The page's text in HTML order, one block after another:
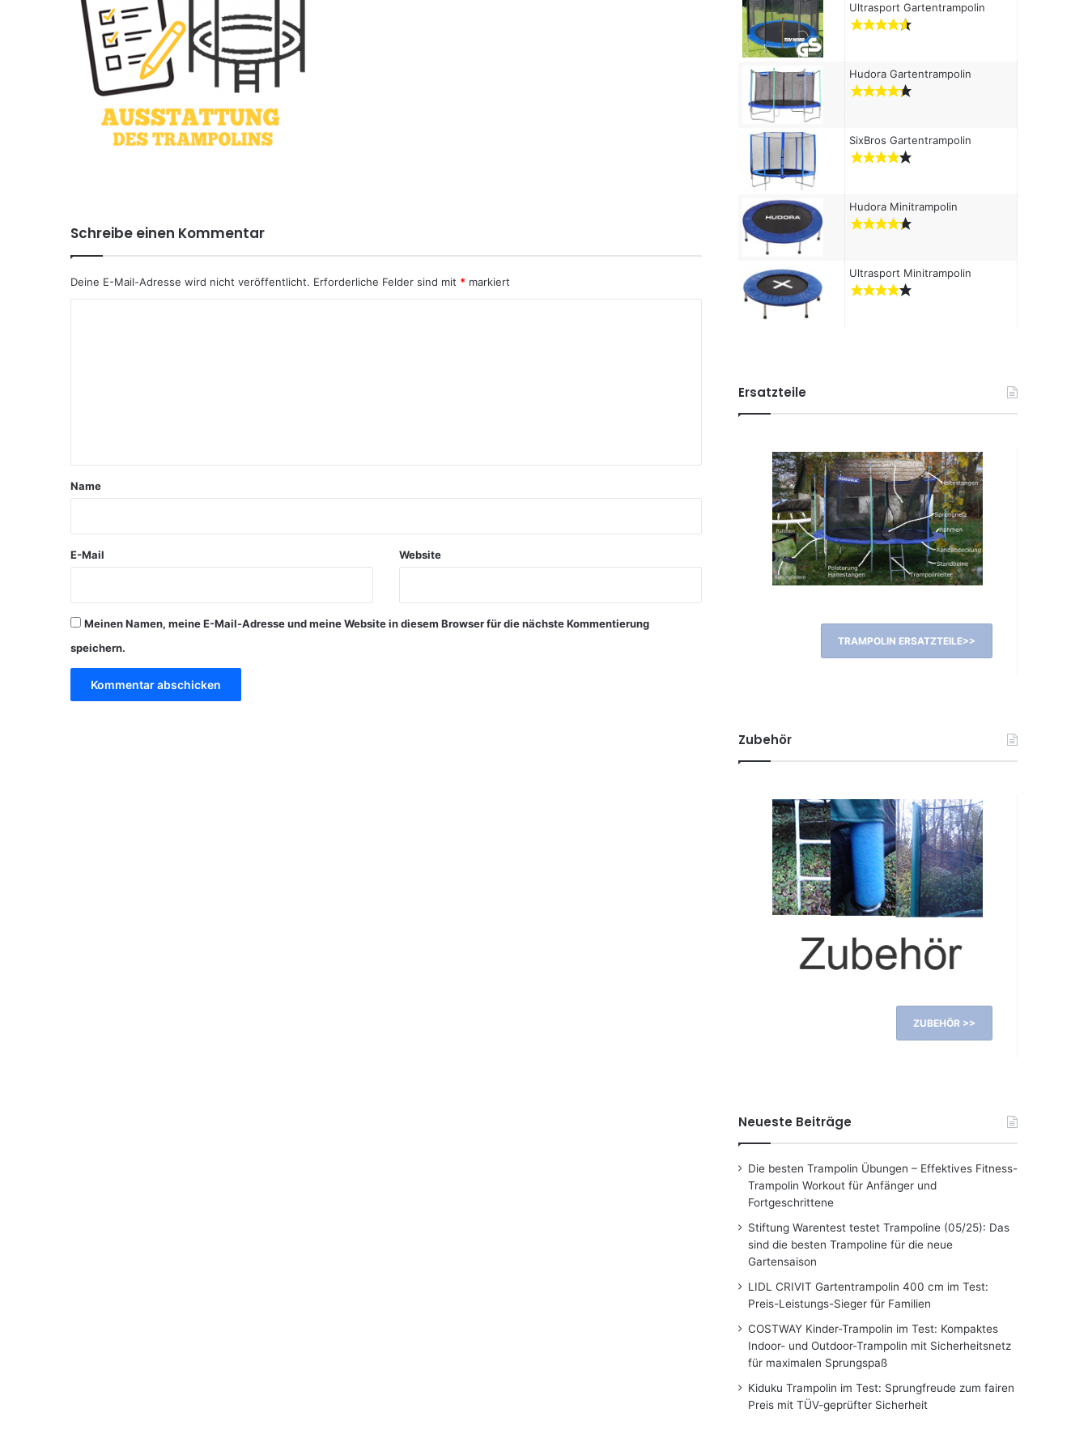
Schreibe einen Kommentar
Deine E-Mail-Adresse wird nicht veröffentlicht. Erforderliche Felder sind mit * markiert
a
Name
E-Mail Website
Meinen Namen, meine E-Mail-Adresse und meine Website in diesem Browser für die nächste Kommentierung
speichern.
Ultrasport Gartentrampolin
Hudora Gartentrampolin
SixBros Gartentrampolin
Hudora Minitrampolin
Ultrasport Minitrampolin
Ersatzteile
TRAMPOLIN ERSATZTEILE>>
Zubehör
ZUBEHÖR >>
Neueste Beiträge
Die besten Trampolin Übungen – Effektives Fitness-
Trampolin Workout für Anfänger und
Fortgeschrittene
Stiftung Warentest testet Trampoline (05/25): Das
sind die besten Trampoline für die neue
Gartensaison
LIDL CRIVIT Gartentrampolin 400 cm im Test:
Preis-Leistungs-Sieger für Familien
COSTWAY Kinder-Trampolin im Test: Kompaktes
Indoor- und Outdoor-Trampolin mit Sicherheitsnetz
für maximalen Sprungspaß
Kiduku Trampolin im Test: Sprungfreude zum fairen
Preis mit TÜV-geprüfter Sicherheit